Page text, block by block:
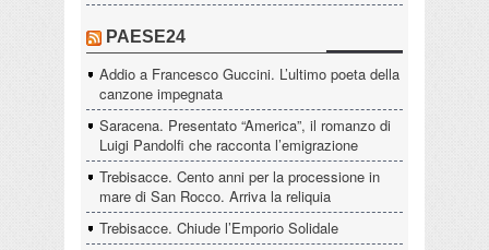
PAESE24
Addio a Francesco Guccini. L’ultimo poeta della
canzone impegnata
Saracena. Presentato “America”, il romanzo di
Luigi Pandolfi che racconta l’emigrazione
Trebisacce. Cento anni per la processione in
mare di San Rocco. Arriva la reliquia
Trebisacce. Chiude l’Emporio Solidale